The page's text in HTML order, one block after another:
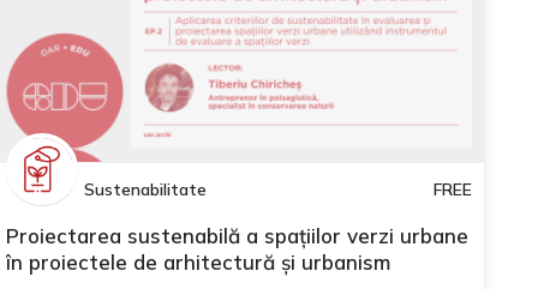
Sustenabilitate FREE
Proiectarea sustenabilă a spațiilor verzi urbane
în proiectele de arhitectură și urbanism